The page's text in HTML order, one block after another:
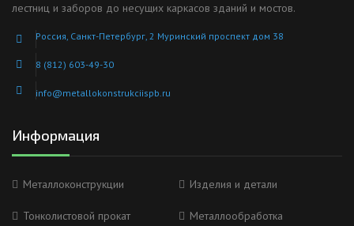
лестниц и заборов до несущих каркасов зданий и мостов.
Россия, Санкт-Петербург, 2 Муринский проспект дом 38
8 (812) 603-49-30
info@metallokonstrukciispb.ru
Информация
Металлоконструкции Изделия и детали
Тонколистовой прокат Металлообработка